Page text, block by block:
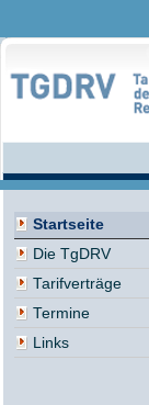
Startseite
Die TgDRV
Tarifverträge
Termine
Links